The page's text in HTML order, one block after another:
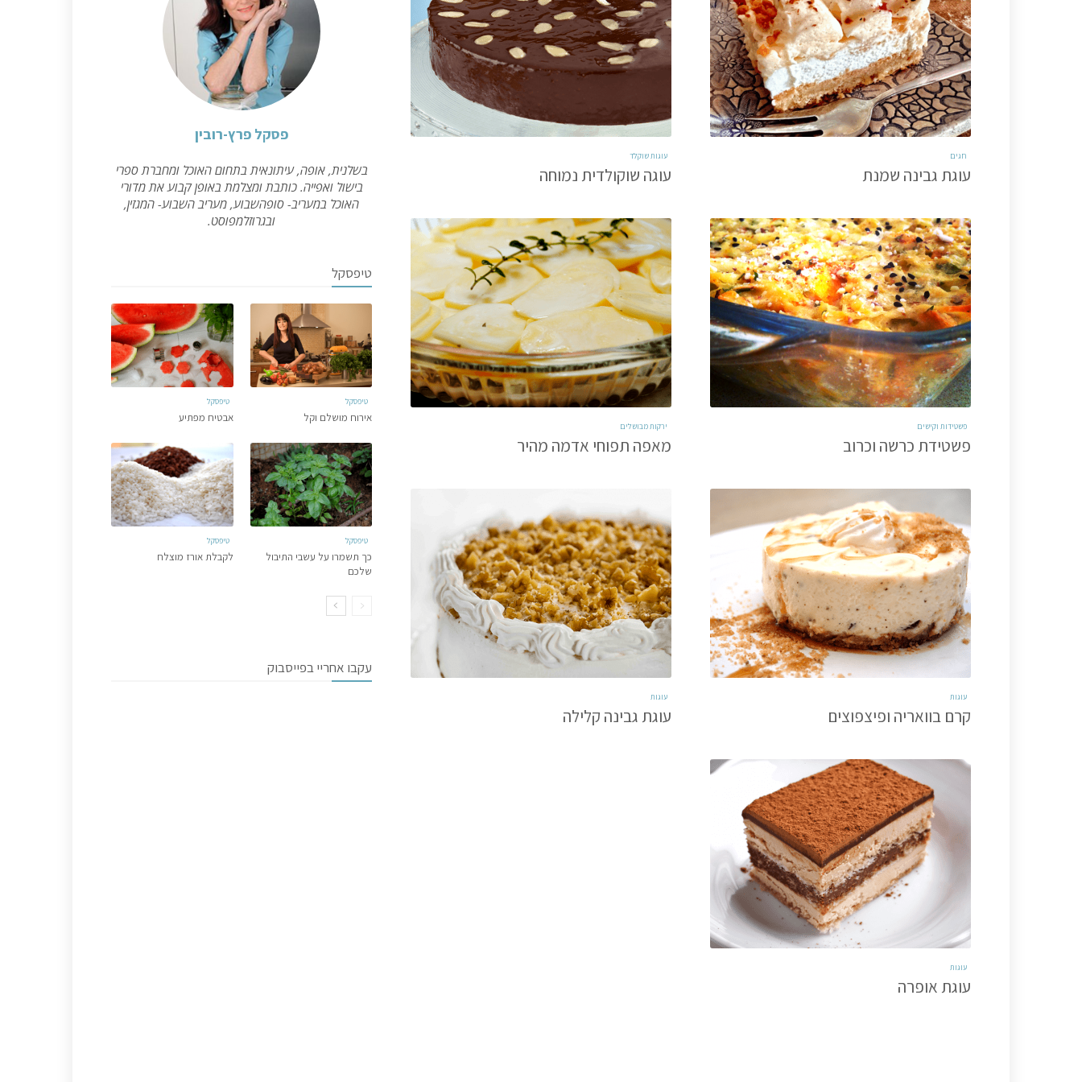
חגים
עוגת גבינה שמנת
עוגות שוקלד
עוגה שוקולדית נמוחה
פשטידות וקישים
פשטידת כרשה וכרוב
ירקות מבושלים
מאפה תפוחי אדמה מהיר
עוגות
קרם בוואריה ופיצפוצים
עוגות
עוגת גבינה קלילה
עוגות
עוגת אופרה
פסקל פרץ-רובין
בשלנית, אופה, עיתונאית בתחום האוכל ומחברת ספרי
בישול ואפייה. כותבת ומצלמת באופן קבוע את מדורי
האוכל במעריב- סופהשבוע, מעריב השבוע- המגזין,
ובגרוזלמפוסט.
טיפסקל
טיפסקל
אירוח מושלם וקל
טיפסקל
אבטיח מפתיע
טיפסקל
כך תשמרו על עשבי התיבול
שלכם
טיפסקל
לקבלת אורז מוצלח
עקבו אחריי בפייסבוק